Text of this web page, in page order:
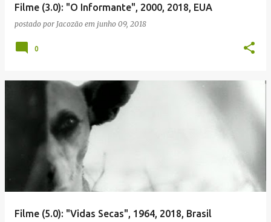
Filme (3.0): "O Informante", 2000, 2018, EUA
postado por Jacozão em junho 09, 2018
0
Filme (5.0): "Vidas Secas", 1964, 2018, Brasil